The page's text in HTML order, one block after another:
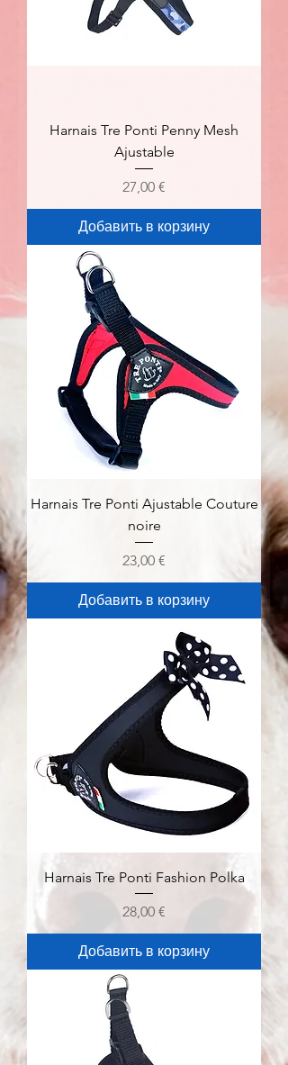
Harnais Tre Ponti Penny Mesh
Ajustable
Цена
27,00 €
Добавить в корзину
Harnais Tre Ponti Ajustable Couture
noire
Цена
23,00 €
Добавить в корзину
Harnais Tre Ponti Fashion Polka
Цена
28,00 €
Добавить в корзину